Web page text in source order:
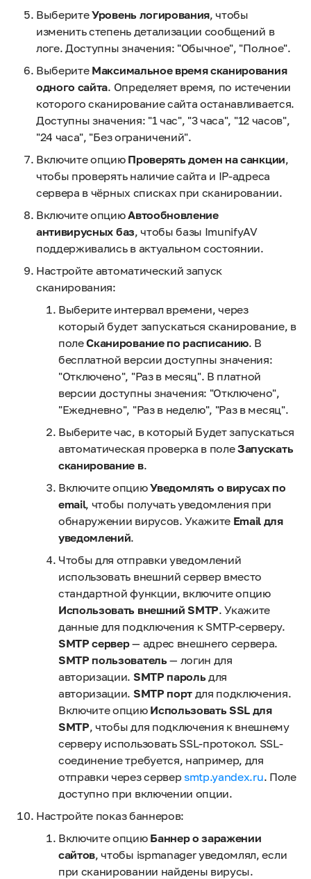
ВыберитеУровень логирования, чтобы
изменить степень детализации сообщений в
логе. Доступны значения: "Обычное", "Полное".
Выберите Максимальное время сканирования
одного сайта. Определяет время, по истечении
которого сканирование сайта останавливается.
Доступны значения: "1 час", "3 часа", "12 часов",
"24 часа", "Без ограничений".
Включите опцию Проверять домен на санкции,
чтобы проверять наличие сайта и IP-адреса
сервера в чёрных списках при сканировании.
Включите опциюАвтообновление
антивирусных баз, чтобы базы ImunifyAV
поддерживались в актуальном состоянии.
Настройте автоматический запуск
сканирования:
Выберите интервал времени, через
который будет запускаться сканирование, в
полеСканирование по расписанию. В
бесплатной версии доступны значения:
"Отключено", "Раз в месяц". В платной
версии доступны значения: "Отключено",
"Ежедневно", "Раз в неделю", "Раз в месяц".
Выберите час, в который Будет запускаться
автоматическая проверка в полеЗапускать
сканирование в.
Включите опциюУведомлять о вирусах по
email, чтобы получать уведомления при
обнаружении вирусов. Укажите Email для
уведомлений.
Чтобы для отправки уведомлений
использовать внешний сервер вместо
стандартной функции, включите опцию
Использовать внешний SMTP. Укажите
данные для подключения к SMTP-серверу.
SMTP сервер— адрес внешнего сервера.
SMTP пользователь — логин для
авторизации. SMTP пароль для
авторизации. SMTP портдля подключения.
Включите опцию Использовать SSL для
SMTP, чтобы для подключения к внешнему
серверу использовать SSL-протокол. SSL-
соединение требуется, например, для
отправки через сервер smtp.yandex.ru. Поле
доступно при включении опции.
Настройте показ баннеров:
Включите опцию Баннер о заражении
сайтов, чтобы ispmanager уведомлял, если
при сканировании найдены вирусы.